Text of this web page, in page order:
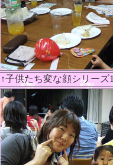
↑子供たち変な顔シリーズ1